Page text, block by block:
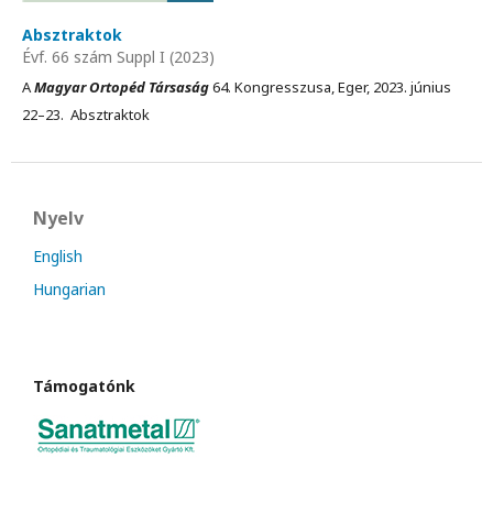
Absztraktok
Évf. 66 szám Suppl I (2023)
AMagyar Ortopéd Társaság64. Kongresszusa, Eger, 2023. június
22–23. Absztraktok
Nyelv
English
Hungarian
Támogatónk